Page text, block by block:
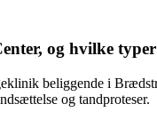
og hvilke
beliggende i
og tandproteser.